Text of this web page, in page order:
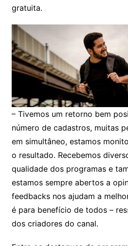
gratuita.
– Tivemos um retorno bem
número de cadastros, muitas
em simultâneo, estamos
o resultado. Recebemos
qualidade dos programas e
estamos sempre abertos a
feedbacks nos ajudam a
é para benefício de todos –
dos criadores do canal.